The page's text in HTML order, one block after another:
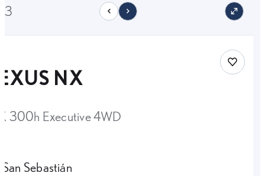
NX
300h Executive 4WD
Save car
San Sebastián